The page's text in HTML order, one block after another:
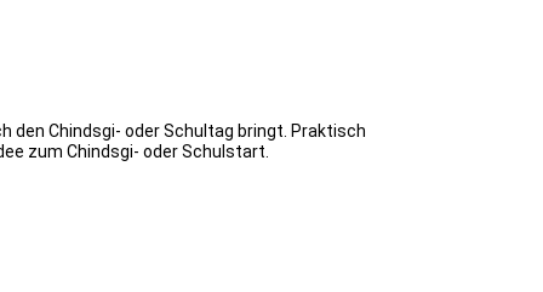
den Chindsgi- oder Schultag bringt. Praktisch
zum Chindsgi- oder Schulstart.